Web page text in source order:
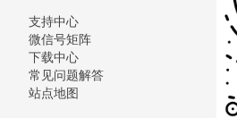
支持中心
微信号矩阵
下载中心
常见问题解答
站点地图